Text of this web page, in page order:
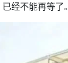
经不能再等了。